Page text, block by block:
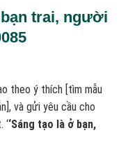
trai, người
theo ý thích [tìm mẫu
và gửi yêu cầu cho
‘‘Sáng tạo là ở bạn,